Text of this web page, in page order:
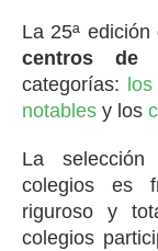
La 25ª
centros de
categorías:
notables y los
La
colegios es
riguroso y
colegios